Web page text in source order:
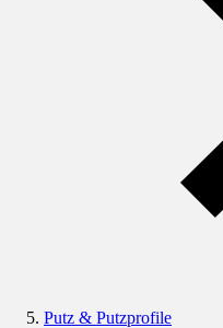
Putz & Putzprofile